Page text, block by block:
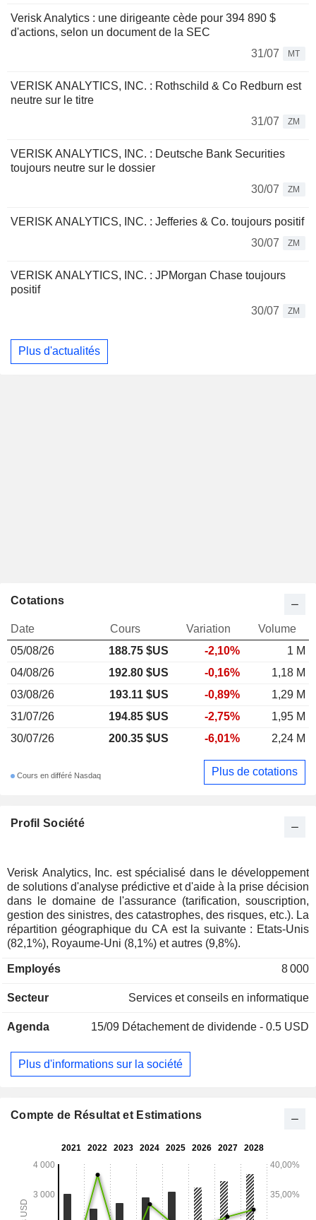
Verisk Analytics : une dirigeante cède pour 394 890 $
d'actions, selon un document de la SEC
31/07
MT
VERISK ANALYTICS, INC. : Rothschild & Co Redburn est
neutre sur le titre
31/07
ZM
VERISK ANALYTICS, INC. : Deutsche Bank Securities
toujours neutre sur le dossier
30/07
ZM
VERISK ANALYTICS, INC. : Jefferies & Co. toujours positif
30/07
ZM
VERISK ANALYTICS, INC. : JPMorgan Chase toujours
positif
30/07
ZM
Plus d'actualités
Profil Société
Verisk Analytics, Inc. est spécialisé dans le développement
de solutions d'analyse prédictive et d'aide à la prise décision
dans le domaine de l'assurance (tarification, souscription,
gestion des sinistres, des catastrophes, des risques, etc.). La
répartition géographique du CA est la suivante : Etats-Unis
(82,1%), Royaume-Uni (8,1%) et autres (9,8%).
Employés 8 000
Secteur Services et conseils en informatique
Agenda 15/09 Détachement de dividende - 0.5 USD
Plus d'informations sur la société
Cotations
Date Cours Variation
Volume
05/08/26
188.75 $US -2,10%
1 M
04/08/26
192.80 $US -0,16%
1,18 M
03/08/26
193.11 $US -0,89%
1,29 M
31/07/26
194.85 $US -2,75%
1,95 M
30/07/26
200.35 $US -6,01% 2,24 M
Cours en différé Nasdaq Plus de cotations
Compte de Résultat et Estimations